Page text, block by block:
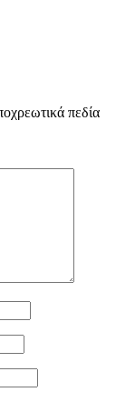
πεδία